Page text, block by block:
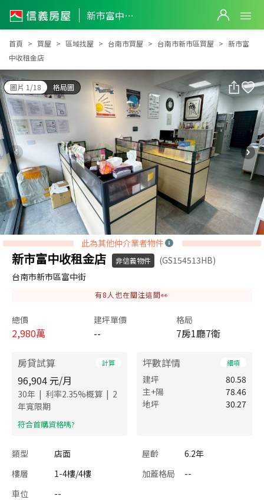
新市富中收租金店
新市富中收租金店
首頁 買屋 區域找屋 台南市買屋 台南市新市區買屋
新市富
中收租金店
圖片 1/18 格局圖
此為其他仲介業者物件
新市富中收租金店 非信義物件
(GS154513HB)
台南市新市區富中街
有8 人也在關注這間👀
總價
2,980萬
建坪單價
--
格局
7房1廳7衛
房貸試算 計算
96,904 元/月
30年 | 利率2.35%概算 | 2
年寬限期
​符合首購資格嗎?
坪數詳情 細項
建坪
80.58
主+陽
78.46
地坪
30.27
類型 店面 屋齡
6.2年
樓層
1-4樓/4樓 加蓋格局
--
車位
--